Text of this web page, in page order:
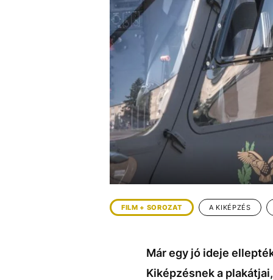
EGYÉB FORMÁTUMOK
Kiemelt tartalmakVideó
REFRESHER
Médiaajánlat Impresszum
FILM + SOROZAT A KIKÉPZÉS
Már egy jó ideje
Kiképzésnek a